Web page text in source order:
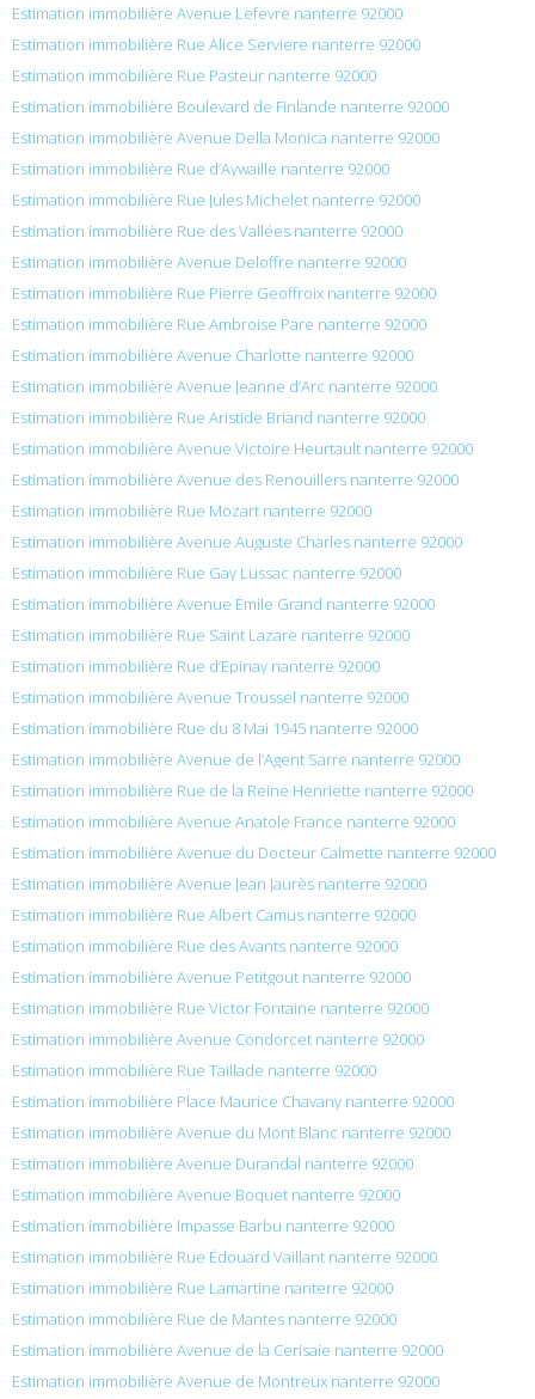
Estimation immobilière Avenue Lefevre nanterre 92000
Estimation immobilière Rue Alice Serviere nanterre 92000
Estimation immobilière Rue Pasteur nanterre 92000
Estimation immobilière Boulevard de Finlande nanterre 92000
Estimation immobilière Avenue Della Monica nanterre 92000
Estimation immobilière Rue d’Aywaille nanterre 92000
Estimation immobilière Rue Jules Michelet nanterre 92000
Estimation immobilière Rue des Vallées nanterre 92000
Estimation immobilière Avenue Deloffre nanterre 92000
Estimation immobilière Rue Pierre Geoffroix nanterre 92000
Estimation immobilière Rue Ambroise Pare nanterre 92000
Estimation immobilière Avenue Charlotte nanterre 92000
Estimation immobilière Avenue Jeanne d’Arc nanterre 92000
Estimation immobilière Rue Aristide Briand nanterre 92000
Estimation immobilière Avenue Victoire Heurtault nanterre 92000
Estimation immobilière Avenue des Renouillers nanterre 92000
Estimation immobilière Rue Mozart nanterre 92000
Estimation immobilière Avenue Auguste Charles nanterre 92000
Estimation immobilière Rue Gay Lussac nanterre 92000
Estimation immobilière Avenue Émile Grand nanterre 92000
Estimation immobilière Rue Saint Lazare nanterre 92000
Estimation immobilière Rue d’Epinay nanterre 92000
Estimation immobilière Avenue Troussel nanterre 92000
Estimation immobilière Rue du 8 Mai 1945 nanterre 92000
Estimation immobilière Avenue de l’Agent Sarre nanterre 92000
Estimation immobilière Rue de la Reine Henriette nanterre 92000
Estimation immobilière Avenue Anatole France nanterre 92000
Estimation immobilière Avenue du Docteur Calmette nanterre 92000
Estimation immobilière Avenue Jean Jaurès nanterre 92000
Estimation immobilière Rue Albert Camus nanterre 92000
Estimation immobilière Rue des Avants nanterre 92000
Estimation immobilière Avenue Petitgout nanterre 92000
Estimation immobilière Rue Victor Fontaine nanterre 92000
Estimation immobilière Avenue Condorcet nanterre 92000
Estimation immobilière Rue Taillade nanterre 92000
Estimation immobilière Place Maurice Chavany nanterre 92000
Estimation immobilière Avenue du Mont Blanc nanterre 92000
Estimation immobilière Avenue Durandal nanterre 92000
Estimation immobilière Avenue Boquet nanterre 92000
Estimation immobilière Impasse Barbu nanterre 92000
Estimation immobilière Rue Édouard Vaillant nanterre 92000
Estimation immobilière Rue Lamartine nanterre 92000
Estimation immobilière Rue de Mantes nanterre 92000
Estimation immobilière Avenue de la Cerisaie nanterre 92000
Estimation immobilière Avenue de Montreux nanterre 92000